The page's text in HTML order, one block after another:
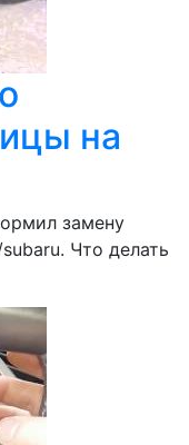
на
замену
Что делать